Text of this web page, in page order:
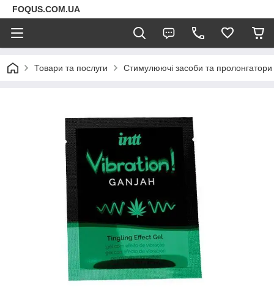
FOQUS.COM.UA
Товари та послуги Стимулюючі засоби та пролонгатори